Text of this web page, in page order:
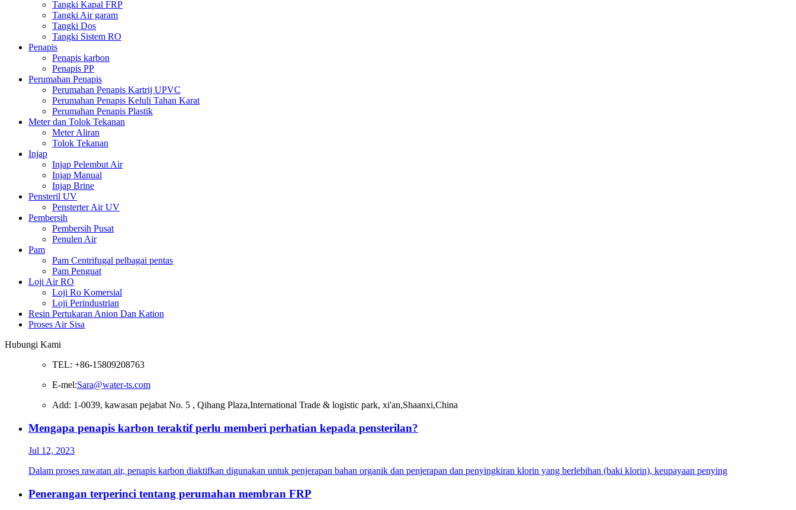
Tangki Kapal FRP
Tangki Air garam
Tangki Dos
Tangki Sistem RO
Penapis
Penapis karbon
Penapis PP
Perumahan Penapis
Perumahan Penapis Kartrij UPVC
Perumahan Penapis Keluli Tahan Karat
Perumahan Penapis Plastik
Meter dan Tolok Tekanan
Meter Aliran
Tolok Tekanan
Injap
Injap Pelembut Air
Injap Manual
Injap Brine
Pensteril UV
Pensterter Air UV
Pembersih
Pembersih Pusat
Penulen Air
Pam
Pam Centrifugal pelbagai pentas
Pam Penguat
Loji Air RO
Loji Ro Komersial
Loji Perindustrian
Resin Pertukaran Anion Dan Kation
Proses Air Sisa
Hubungi Kami
TEL: +86-15809208763
E-mel:Sara@water-ts.com
Add: 1-0039, kawasan pejabat No. 5 , Qihang Plaza,International Trade & logistic park, xi'an,Shaanxi,China
Mengapa penapis karbon teraktif perlu memberi perhatian kepada pensterilan?
Jul 12, 2023
Dalam proses rawatan air, penapis karbon diaktifkan digunakan untuk penjerapan bahan organik dan penjerapan dan penyingkiran klorin yang berlebihan (baki klorin), keupayaan penying
Penerangan terperinci tentang perumahan membran FRP